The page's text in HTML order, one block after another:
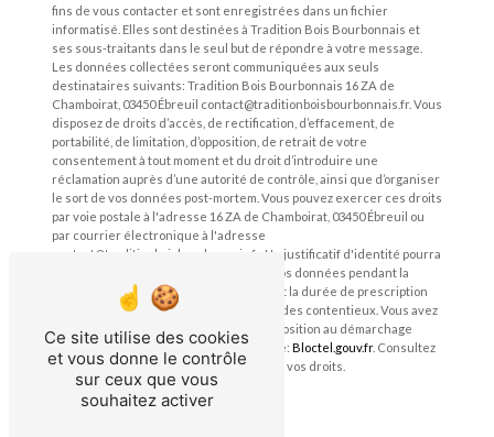
fins de vous contacter et sont enregistrées dans un fichier
informatisé. Elles sont destinées à Tradition Bois Bourbonnais et
ses sous-traitants dans le seul but de répondre à votre message.
Les données collectées seront communiquées aux seuls
destinataires suivants: Tradition Bois Bourbonnais 16 ZA de
Chamboirat, 03450 Ébreuil contact@traditionboisbourbonnais.fr. Vous
disposez de droits d’accès, de rectification, d’effacement, de
portabilité, de limitation, d’opposition, de retrait de votre
consentement à tout moment et du droit d’introduire une
réclamation auprès d’une autorité de contrôle, ainsi que d’organiser
le sort de vos données post-mortem. Vous pouvez exercer ces droits
par voie postale à l'adresse 16 ZA de Chamboirat, 03450 Ébreuil ou
par courrier électronique à l'adresse
contact@traditionboisbourbonnais.fr. Un justificatif d'identité pourra
vous être demandé. Nous conservons vos données pendant la
période de prise de contact puis pendant la durée de prescription
légale aux fins probatoires et de gestion des contentieux. Vous avez
le droit de vous inscrire sur la liste d'opposition au démarchage
téléphonique, disponible à cette adresse:
Bloctel.gouv.fr. Consultez
le site cnil.fr pour plus d’informations sur vos droits.
Ce site utilise des cookies
et vous donne le contrôle
sur ceux que vous
souhaitez activer